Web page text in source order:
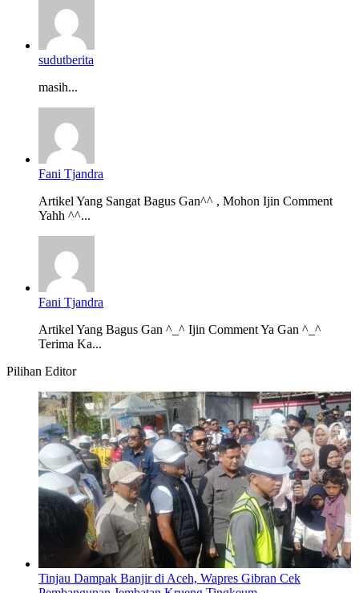
sudutberita
masih...
Fani Tjandra
Artikel Yang Sangat Bagus Gan^^ , Mohon Ijin Comment
Yahh ^^...
Fani Tjandra
Artikel Yang Bagus Gan ^_^ Ijin Comment Ya Gan ^_^
Terima Ka...
Pilihan Editor
Tinjau Dampak Banjir di Aceh, Wapres Gibran Cek